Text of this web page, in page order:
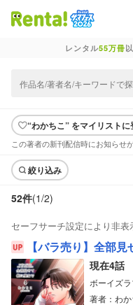
レンタル55万冊
“わかちこ” をマイリストに
この著者の新刊配信時にお知らせが
絞り込み
52件(1/2)
セーフサーチ設定により非
【バラ売り】全部
現在4話
ボーイズ
著者：わか